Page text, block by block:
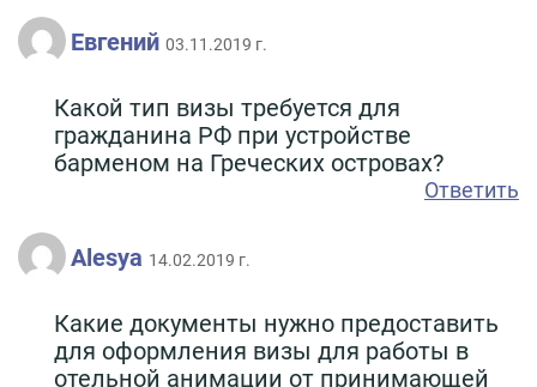
Евгений 03.11.2019 г.
Какой тип визы требуется для
гражданина РФ при устройстве
барменом на Греческих островах?
Ответить
Alesya 14.02.2019 г.
Какие документы нужно предоставить
для оформления визы для работы в
отельной анимации от принимающей